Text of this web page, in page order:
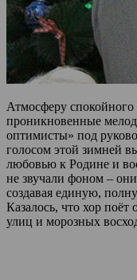
Атмосферу
проникновенные
оптимисты» под
голосом этой зимней
любовью к Родине и
не звучали фоном –
создавая единую,
Казалось, что хор
улиц и морозных